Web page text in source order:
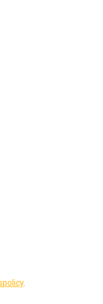
.